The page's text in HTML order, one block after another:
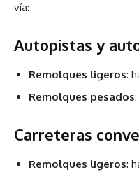
vía:
Autopistas y
Remolques ligeros:
Remolques pesados
Carreteras
Remolques ligeros: